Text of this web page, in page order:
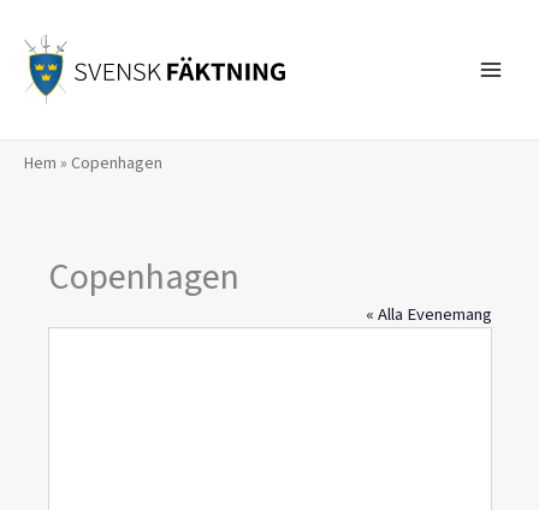
innehåll
Hem » Copenhagen
Copenhagen
« Alla Evenemang